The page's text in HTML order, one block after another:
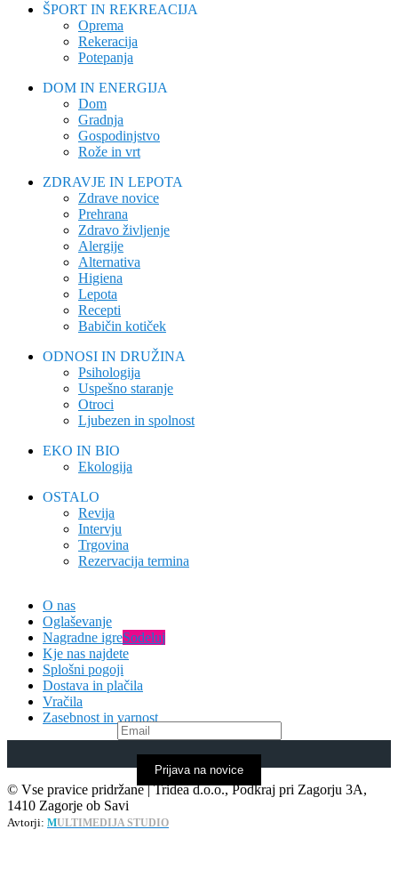
ŠPORT IN REKREACIJA
Oprema
Rekeracija
Potepanja
DOM IN ENERGIJA
Dom
Gradnja
Gospodinjstvo
Rože in vrt
ZDRAVJE IN LEPOTA
Zdrave novice
Prehrana
Zdravo življenje
Alergije
Alternativa
Higiena
Lepota
Recepti
Babičin kotiček
ODNOSI IN DRUŽINA
Psihologija
Uspešno staranje
Otroci
Ljubezen in spolnost
EKO IN BIO
Ekologija
OSTALO
Revija
Intervju
Trgovina
Rezervacija termina
O nas
Oglaševanje
Nagradne igreSodeluj
Kje nas najdete
Splošni pogoji
Dostava in plačila
Vračila
Zasebnost in varnost
Prijava na novice
© Vse pravice pridržane | Tridea d.o.o., Podkraj pri Zagorju 3A,
1410 Zagorje ob Savi
Avtorji: MULTIMEDIJA STUDIO